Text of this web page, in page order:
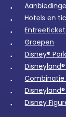
Hotels en
Groepen
Disney®
Combinatie
Disney